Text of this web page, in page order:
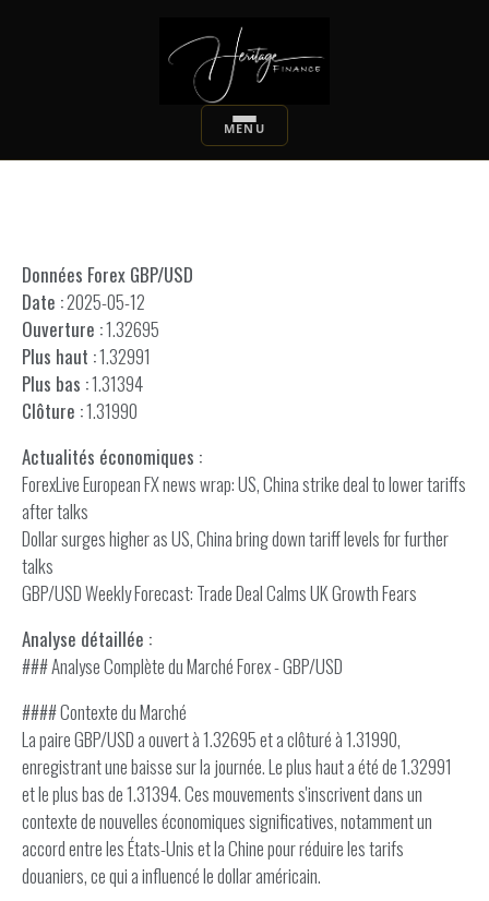
Données Forex GBP/USD
Date :2025-05-12
Ouverture :1.32695
Plus haut :1.32991
Plus bas :1.31394
Clôture :1.31990
Actualités économiques :
ForexLive European FX news wrap: US, China strike deal to lower tariffs
after talks
Dollar surges higher as US, China bring down tariff levels for further
talks
GBP/USD Weekly Forecast: Trade Deal Calms UK Growth Fears
Analyse détaillée :
### Analyse Complète du Marché Forex - GBP/USD
#### Contexte du Marché
La paire GBP/USD a ouvert à 1.32695 et a clôturé à 1.31990,
enregistrant une baisse sur la journée. Le plus haut a été de 1.32991
et le plus bas de 1.31394. Ces mouvements s'inscrivent dans un
contexte de nouvelles économiques significatives, notamment un
accord entre les États-Unis et la Chine pour réduire les tarifs
douaniers, ce qui a influencé le dollar américain.